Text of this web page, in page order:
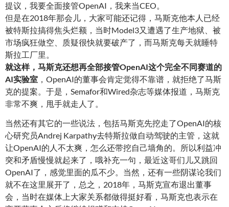
提议，我要全面接管OpenAI，我来当CEO。
但是在2018年那会儿，大家可能还记得，马斯克他本人已经
被特斯拉搞得焦头烂额，当时Model3又遭遇了生产地狱、被
市场疯狂做空、质疑很快就要破产了，而马斯克每天就睡特
斯拉工厂里。
就这样，马斯克还想再全部接管OpenAI这个完全不同赛道的
AI实验室 ，OpenAI的董事会肯定觉得不靠谱，就拒绝了马斯
克的提案。于是，Semafor和Wired杂志等媒体报道，马斯克
非常不爽，甩手就走人了。
当然还有其它的一些说法，包括马斯克先挖走了OpenAI的核
心研究员Andrej Karpathy去特斯拉做自动驾驶的主管，这就
让OpenAI的人不太爽，怎么还带挖自己墙角的。所以利益冲
突和矛盾慢慢就起来了，哦补充一句，最近这哥们儿又跳回
OpenAI了，感觉里面的瓜不少。当然，还有一些阴谋论我们
就不在这里展开了，总之，2018年，马斯克宣布退出董事
会，当时在媒体上大家关系都做得挺好看，马斯克也表示在